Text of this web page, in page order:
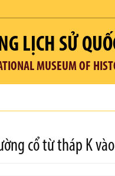
LỊCH SỬ
MUSEUM OF
cổ từ tháp K